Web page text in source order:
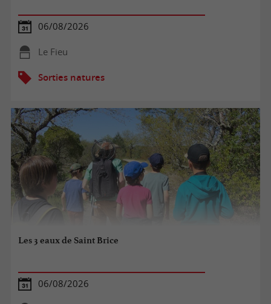
06/08/2026
Le Fieu
Sorties natures
Les 3 eaux de Saint Brice
06/08/2026